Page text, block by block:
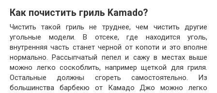
Как почистить гриль Kamado?
Чистить такой гриль не труднее, чем чистить другие
угольные модели. В отсеке, где находится уголь,
внутренняя часть станет черной от копоти и это вполне
нормально. Рассыпчатый пепел и сажу в местах выше
можно легко соскоблить, например щеткой для гриля.
Остальные должны сгореть самостоятельно. Из
большинства барбекю от Камадо Джо можно легко